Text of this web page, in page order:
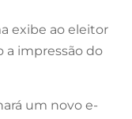
exibe ao eleitor
a impressão do
um novo e-